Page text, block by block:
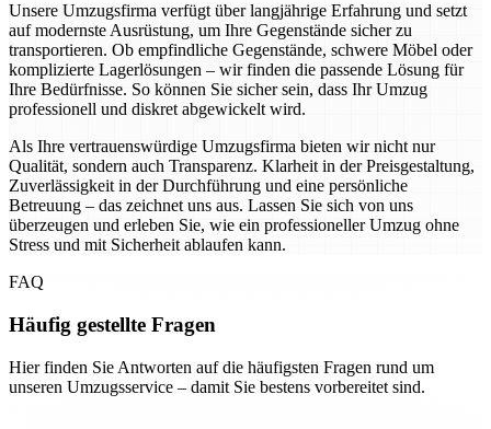
Unsere Umzugsfirma verfügt über langjährige Erfahrung und setzt
auf modernste Ausrüstung, um Ihre Gegenstände sicher zu
transportieren. Ob empfindliche Gegenstände, schwere Möbel oder
komplizierte Lagerlösungen – wir finden die passende Lösung für
Ihre Bedürfnisse. So können Sie sicher sein, dass Ihr Umzug
professionell und diskret abgewickelt wird.
Als Ihre vertrauenswürdige Umzugsfirma bieten wir nicht nur
Qualität, sondern auch Transparenz. Klarheit in der Preisgestaltung,
Zuverlässigkeit in der Durchführung und eine persönliche
Betreuung – das zeichnet uns aus. Lassen Sie sich von uns
überzeugen und erleben Sie, wie ein professioneller Umzug ohne
Stress und mit Sicherheit ablaufen kann.
FAQ
Häufig gestellte Fragen
Hier finden Sie Antworten auf die häufigsten Fragen rund um
unseren Umzugsservice – damit Sie bestens vorbereitet sind.